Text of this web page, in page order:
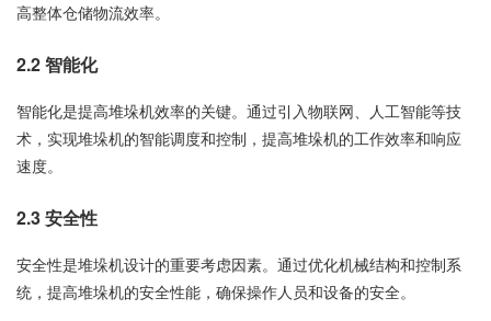
高整体仓储物流效率。
2.2 智能化
智能化是提高堆垛机效率的关键。通过引入物联网、人工智能等技
术，实现堆垛机的智能调度和控制，提高堆垛机的工作效率和响应
速度。
2.3 安全性
安全性是堆垛机设计的重要考虑因素。通过优化机械结构和控制系
统，提高堆垛机的安全性能，确保操作人员和设备的安全。